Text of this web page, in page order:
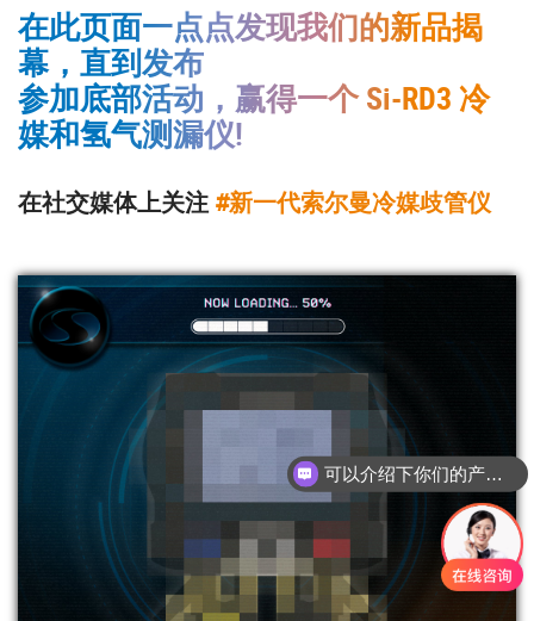
在此页面一点点发现我们的新品揭
幕，直到发布
参加底部活动，赢得一个 Si-RD3 冷
媒和氢气测漏仪!
在社交媒体上关注 #新一代索尔曼冷媒歧管仪
可以介绍下你们的产品么